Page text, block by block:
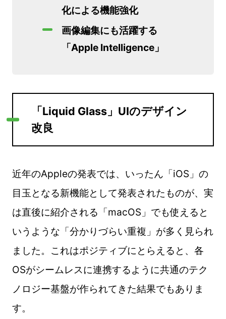
化による機能強化
画像編集にも活躍する
「Apple Intelligence」
「Liquid Glass」UIのデザイン
改良
近年のAppleの発表では、いったん「iOS」の
目玉となる新機能として発表されたものが、実
は直後に紹介される「macOS」でも使えると
いうような「分かりづらい重複」が多く見られ
ました。これはポジティブにとらえると、各
OSがシームレスに連携するように共通のテク
ノロジー基盤が作られてきた結果でもありま
す。